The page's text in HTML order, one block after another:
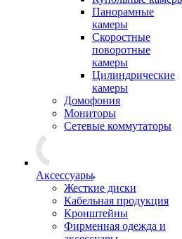
Панорамные
камеры
Скоростные
поворотные
камеры
Цилиндрические
камеры
Домофония
Мониторы
Сетевые коммутаторы
Аксессуары
Жесткие диски
Кабельная продукция
Кронштейны
Фирменная одежда и